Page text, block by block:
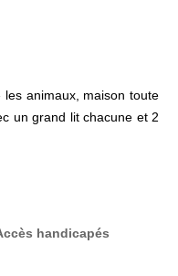
animaux, maison toute
un grand lit chacune et 2
handicapés